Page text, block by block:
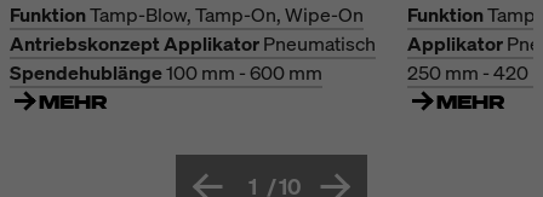
FunktionTamp-Blow, Tamp-On, Wipe-On
Antriebskonzept ApplikatorPneumatisch
Spendehublänge100 mm - 600 mm
MEHR
Funktion
Applikator
250 mm - 420
MEHR
1 /10